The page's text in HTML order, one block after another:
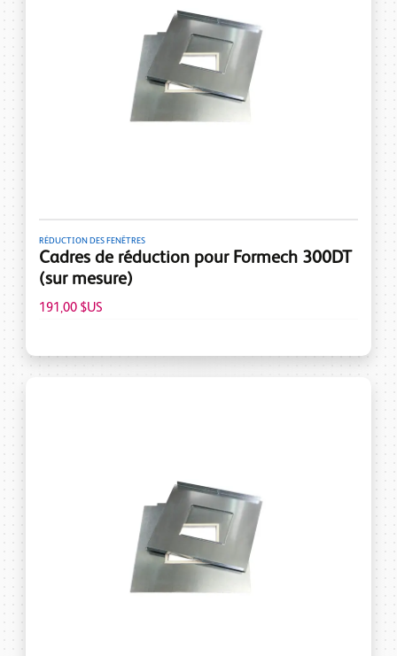
RÉDUCTION DES FENÊTRES
Cadres de réduction pour Formech 300DT
(sur mesure)
191,00 $US